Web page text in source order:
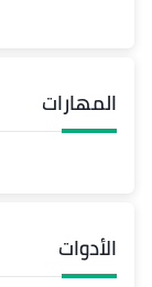
المهارات
الأدوات